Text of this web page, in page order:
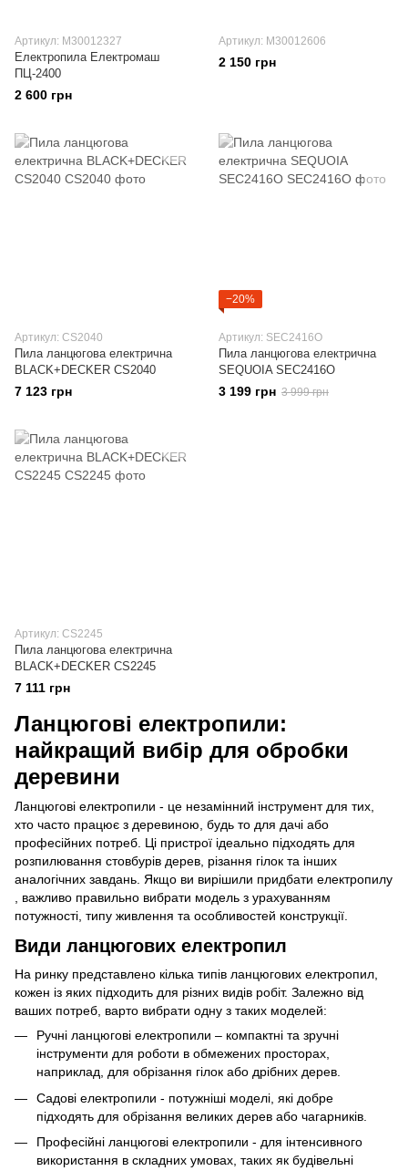
Артикул: M30012327
Електропила Електромаш
ПЦ-2400
2 600 грн
Артикул: M30012606
2 150 грн
Артикул: CS2040
Пила ланцюгова електрична
BLACK+DECKER CS2040
7 123 грн
−20%
Артикул: SEC2416O
Пила ланцюгова електрична
SEQUOIA SEC2416O
3 199 грн 3 999 грн
Артикул: CS2245
Пила ланцюгова електрична
BLACK+DECKER CS2245
7 111 грн
Ланцюгові електропили:
найкращий вибір для обробки
деревини
Ланцюгові електропили - це незамінний інструмент для тих,
хто часто працює з деревиною, будь то для дачі або
професійних потреб. Ці пристрої ідеально підходять для
розпилювання стовбурів дерев, різання гілок та інших
аналогічних завдань. Якщо ви вирішили придбати електропилу
, важливо правильно вибрати модель з урахуванням
потужності, типу живлення та особливостей конструкції.
Види ланцюгових електропил
На ринку представлено кілька типів ланцюгових електропил,
кожен із яких підходить для різних видів робіт. Залежно від
ваших потреб, варто вибрати одну з таких моделей:
Ручні ланцюгові електропили – компактні та зручні
інструменти для роботи в обмежених просторах,
наприклад, для обрізання гілок або дрібних дерев.
Садові електропили - потужніші моделі, які добре
підходять для обрізання великих дерев або чагарників.
Професійні ланцюгові електропили - для інтенсивного
використання в складних умовах, таких як будівельні